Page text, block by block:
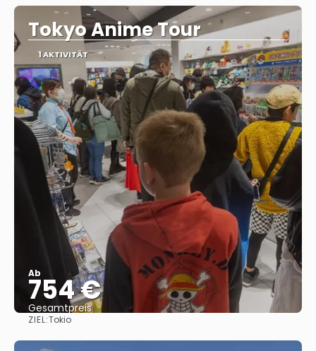
Tokyo Anime Tour
1 AKTIVITÄT
Ab
754 €
Gesamtpreis
ZIEL:Tokio